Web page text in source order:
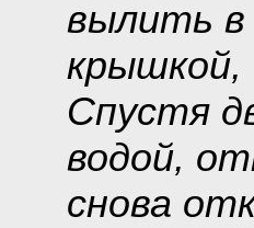
вылить
крышкой,
Спустя
водой,
снова